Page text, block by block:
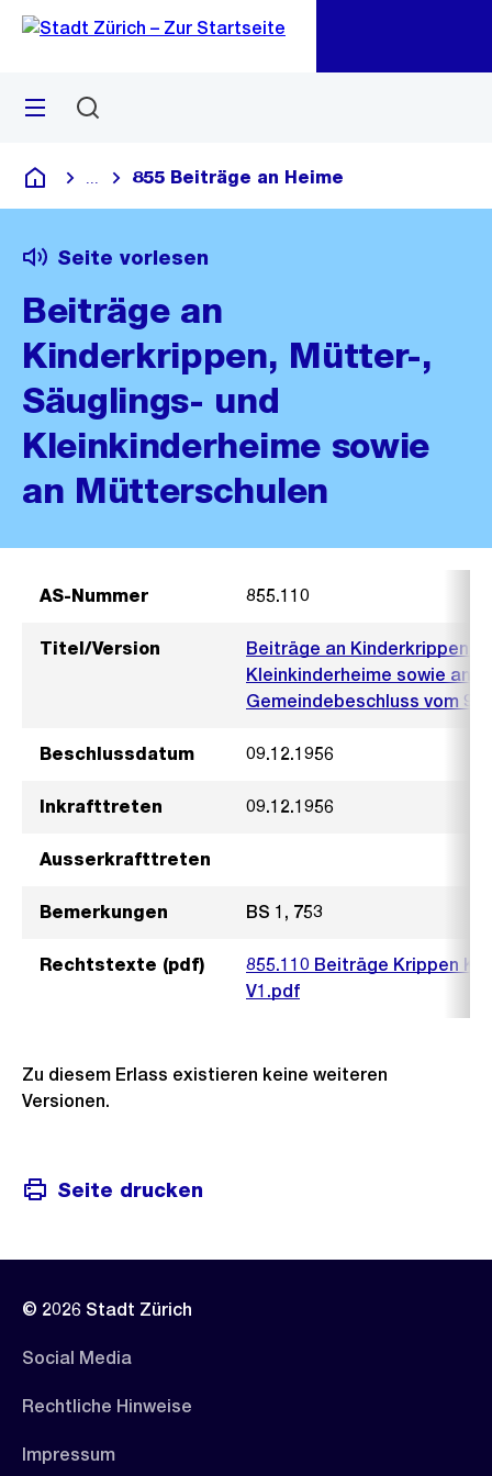
Navigation
Sprunglink
Menü
Deutsch
Blende alle Breadcrumbs ein
855 Beiträge an Heime
Seite vorlesen
Beiträge an
Kinderkrippen, Mütter-,
Säuglings- und
Kleinkinderheime sowie
an Mütterschulen
AS-Nummer 855.110
Titel/Version
Beiträge an Kinderkrippen,
Kleinkinderheime sowie an
Gemeindebeschluss vom 9.
Beschlussdatum 09.12.1956
Inkrafttreten 09.12.1956
Ausserkrafttreten
Bemerkungen BS 1, 753
Rechtstexte (pdf)
855.110 Beiträge Krippen
V1.pdf
Zu diesem Erlass existieren keine weiteren
Versionen.
Seite drucken
© 2026 Stadt Zürich
Social Media
Rechtliche Hinweise
Impressum